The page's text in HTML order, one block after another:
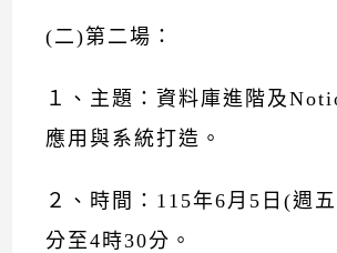
(二)第二場：
１、主題：資料庫進階及
應用與系統打造。
２、時間：115年6月5日(週
分至4時30分。